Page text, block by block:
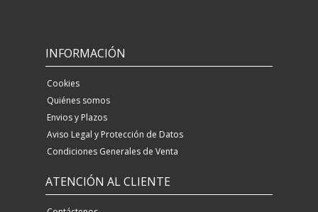
INFORMACIÓN
Cookies
Quiénes somos
Envios y Plazos
Aviso Legal y Protección de Datos
Condiciones Generales de Venta
ATENCIÓN AL CLIENTE